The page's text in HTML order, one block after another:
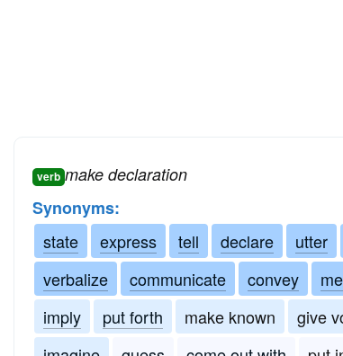
verb make declaration
Synonyms:
state
express tell declare utter
verbalize
communicate convey
imply
put forth make known give